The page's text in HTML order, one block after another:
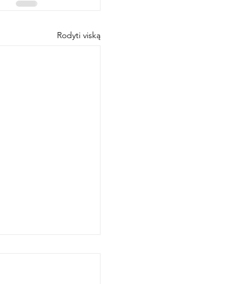
Rodyti viską